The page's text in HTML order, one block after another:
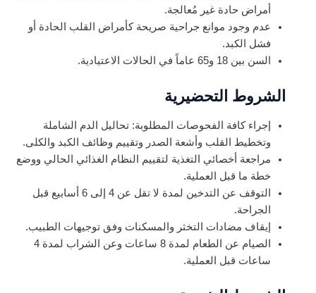
أمراض حادة غير مُعالجة.
عدم وجود موانع جراحية صريحة كأمراض القلب الحادة أو
فشل الكبد.
السن بين 18 و65 عاماً في الحالات الاعتيادية.
الشروط التحضيرية
إجراء كافة الفحوصات المطلوبة: تحاليل الدم الشاملة
وتخطيط القلب وأشعة الصدر وتقييم وظائف الكبد والكلى.
مراجعة أخصائي التغذية لتقييم النظام الغذائي الحالي ووضع
خطة ما قبل العملية.
التوقف عن التدخين لمدة لا تقل عن 4 إلى 6 أسابيع قبل
الجراحة.
إيقاف مضادات التخثر والمسكنات وفق توجيهات الطبيب.
الصيام عن الطعام لمدة 8 ساعات وعن الشراب لمدة 4
ساعات قبل العملية.